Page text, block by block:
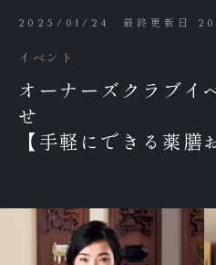
2025/01/24 最終更新日
イベント
オーナーズクラブイ
せ
【手軽にできる薬膳